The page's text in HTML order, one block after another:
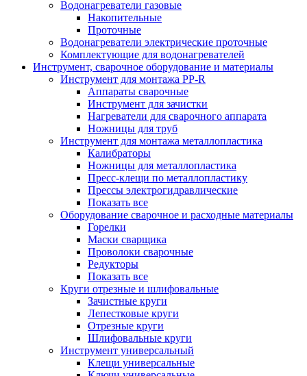
Водонагреватели газовые
Накопительные
Проточные
Водонагреватели электрические проточные
Комплектующие для водонагревателей
Инструмент, сварочное оборудование и материалы
Инструмент для монтажа PP-R
Аппараты сварочные
Инструмент для зачистки
Нагреватели для сварочного аппарата
Ножницы для труб
Инструмент для монтажа металлопластика
Калибраторы
Ножницы для металлопластика
Пресс-клещи по металлопластику
Прессы электрогидравлические
Показать все
Оборудование сварочное и расходные материалы
Горелки
Маски сварщика
Проволоки сварочные
Редукторы
Показать все
Круги отрезные и шлифовальные
Зачистные круги
Лепестковые круги
Отрезные круги
Шлифовальные круги
Инструмент универсальный
Клещи универсальные